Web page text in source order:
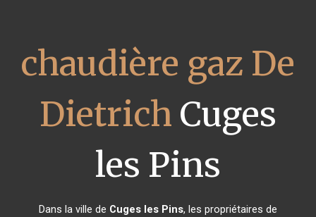
chaudière gaz De
Dietrich Cuges
les Pins
Dans la ville de Cuges les Pins, les propriétaires de